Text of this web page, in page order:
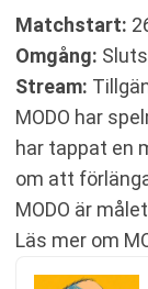
Matchstart:
Omgång:
Stream:
MODO har
har tappat en
om att
MODO är
Läs mer om